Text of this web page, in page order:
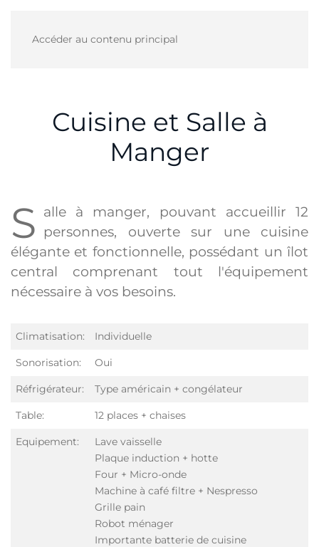
Accéder au contenu principal
Cuisine et Salle à
Manger
S alle à manger, pouvant accueillir 12
personnes, ouverte sur une cuisine
élégante et fonctionnelle, possédant un îlot
central comprenant tout l'équipement
nécessaire à vos besoins.
Climatisation: Individuelle
Sonorisation: Oui
Réfrigérateur: Type américain + congélateur
Table: 12 places + chaises
Equipement:
Lave vaisselle
Plaque induction + hotte
Four + Micro-onde
Machine à café filtre + Nespresso
Grille pain
Robot ménager
Importante batterie de cuisine